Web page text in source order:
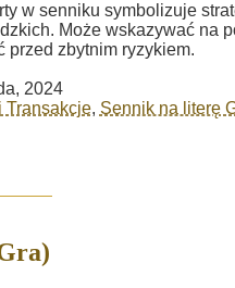
w senniku symbolizuje
Może wskazywać na
przed zbytnim ryzykiem.
2024
Transakcje, Sennik na literę